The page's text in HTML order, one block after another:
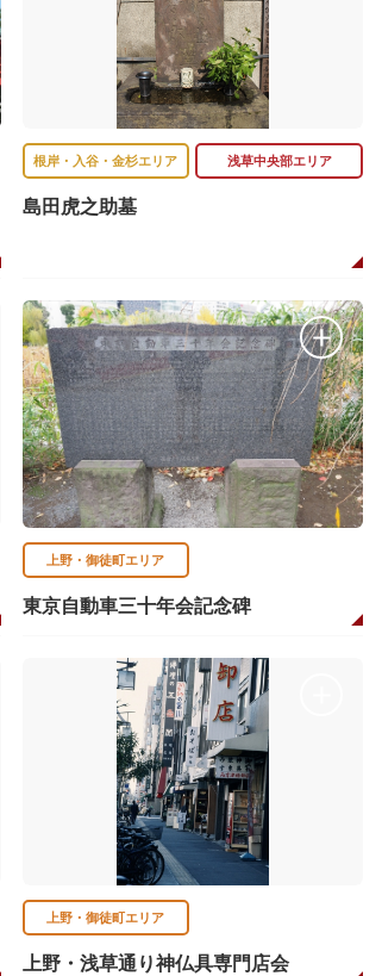
根岸・入谷・金杉エリア 浅草中央部エリア
島田虎之助墓
上野・御徒町エリア
東京自動車三十年会記念碑
上野・御徒町エリア
上野・浅草通り神仏具専門店会